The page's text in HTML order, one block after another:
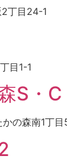
丁目24-1
目1-1
S・C
の森南1丁目